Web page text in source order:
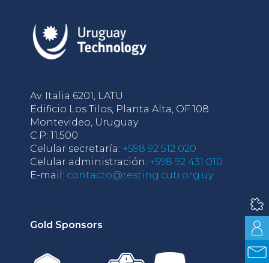
Av. Italia 6201, LATU
Edificio Los Tilos, Planta Alta, OF.108
Montevideo, Uruguay
C.P: 11.500
Celular secretaría: +598 92 512 020
Celular administración: +598 92 431 010
E-mail: contacto@testing.cuti.org.uy
Gold Sponsors